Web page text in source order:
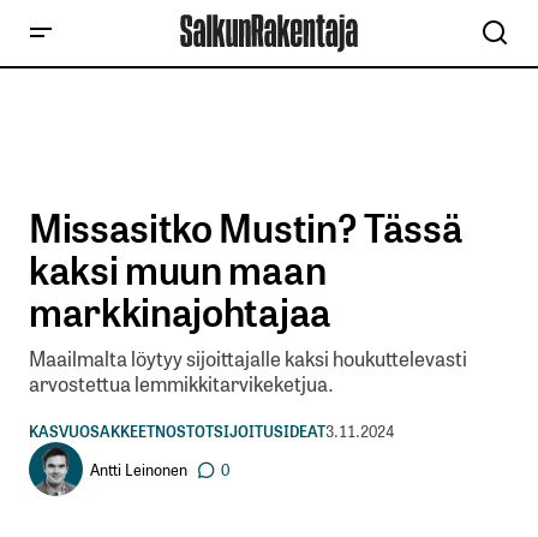
Missasitko Mustin? Tässä
kaksi muun maan
markkinajohtajaa
Maailmalta löytyy sijoittajalle kaksi houkuttelevasti
arvostettua lemmikkitarvikeketjua.
KASVUOSAKKEETNOSTOTSIJOITUSIDEAT3.11.2024
Antti Leinonen
0